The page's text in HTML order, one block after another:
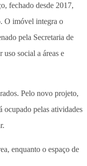
fechado desde 2017,
O imóvel integra o
pela Secretaria de
social a áreas e
Pelo novo projeto,
ocupado pelas atividades
enquanto o espaço de